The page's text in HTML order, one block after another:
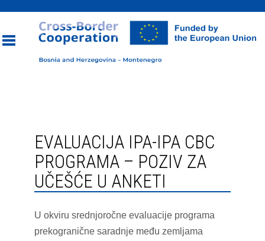
EVALUACIJA IPA-IPA CBC
PROGRAMA – POZIV ZA
UČEŠĆE U ANKETI
U okviru srednjoročne evaluacije programa
prekogranične saradnje među zemljama